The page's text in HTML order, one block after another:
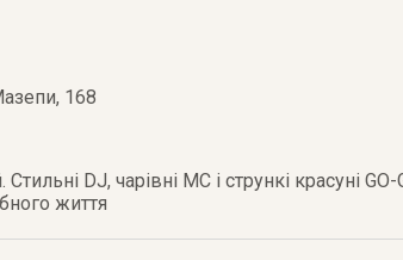
168
DJ, чарівні MC і стрункі красуні
життя